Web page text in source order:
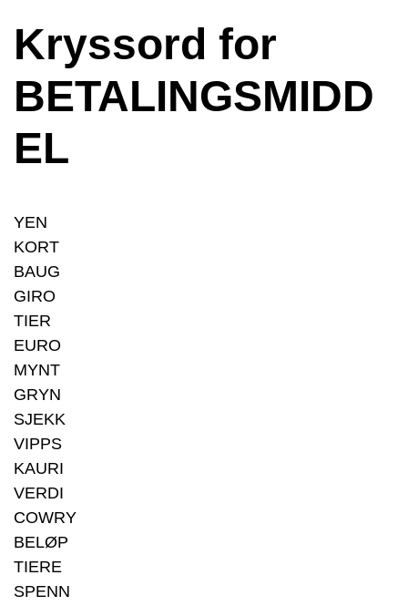
Kryssord for
BETALINGSMIDD
EL
YEN
KORT
BAUG
GIRO
TIER
EURO
MYNT
GRYN
SJEKK
VIPPS
KAURI
VERDI
COWRY
BELØP
TIERE
SPENN